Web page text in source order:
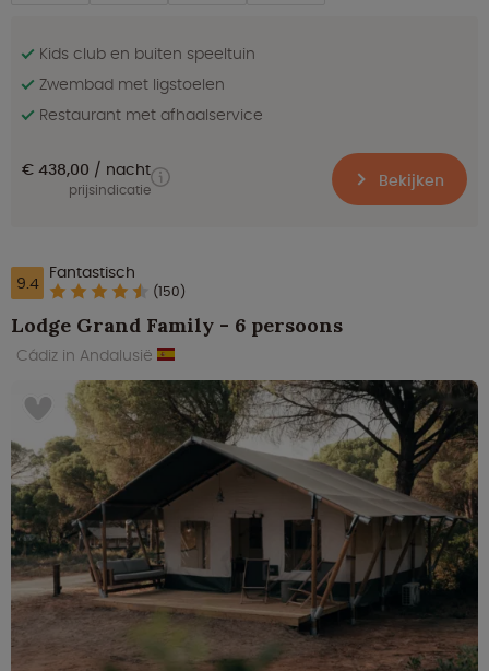
Kids club en buiten speeltuin
Zwembad met ligstoelen
Restaurant met afhaalservice
€ 438,00 nacht
prijsindicatie Bekijken
9.4 Fantastisch
(150)
Lodge Grand Family - 6 persoons
Cádiz in Andalusië